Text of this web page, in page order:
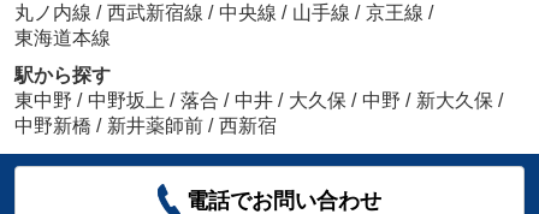
丸ノ内線 / 西武新宿線 / 中央線 / 山手線 / 京王線 /
東海道本線
駅から探す
東中野 / 中野坂上 / 落合 / 中井 / 大久保 / 中野 / 新大久保 /
中野新橋 / 新井薬師前 / 西新宿
電話でお問い合わせ